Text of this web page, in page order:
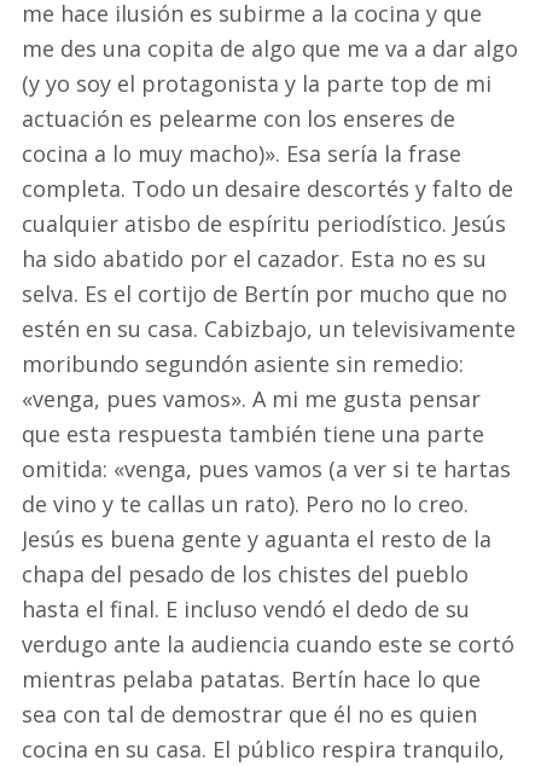
me hace ilusión es subirme a la cocina y que
me des una copita de algo que me va a dar algo
(y yo soy el protagonista y la parte top de mi
actuación es pelearme con los enseres de
cocina a lo muy macho)». Esa sería la frase
completa. Todo un desaire descortés y falto de
cualquier atisbo de espíritu periodístico. Jesús
ha sido abatido por el cazador. Esta no es su
selva. Es el cortijo de Bertín por mucho que no
estén en su casa. Cabizbajo, un televisivamente
moribundo segundón asiente sin remedio:
«venga, pues vamos». A mi me gusta pensar
que esta respuesta también tiene una parte
omitida: «venga, pues vamos (a ver si te hartas
de vino y te callas un rato). Pero no lo creo.
Jesús es buena gente y aguanta el resto de la
chapa del pesado de los chistes del pueblo
hasta el final. E incluso vendó el dedo de su
verdugo ante la audiencia cuando este se cortó
mientras pelaba patatas. Bertín hace lo que
sea con tal de demostrar que él no es quien
cocina en su casa. El público respira tranquilo,